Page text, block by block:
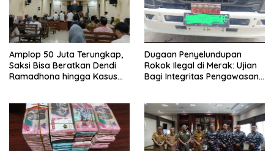
Amplop 50 Juta Terungkap,
Saksi Bisa Beratkan Dendi
Ramadhona hingga Kasus
Dugaan Penyelundupan
Rokok Ilegal di Merak: Ujian
Bagi Integritas Pengawasan